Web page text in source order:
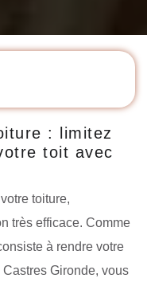
: limitez
toit avec
toiture,
très efficace. Comme
à rendre votre
Gironde, vous